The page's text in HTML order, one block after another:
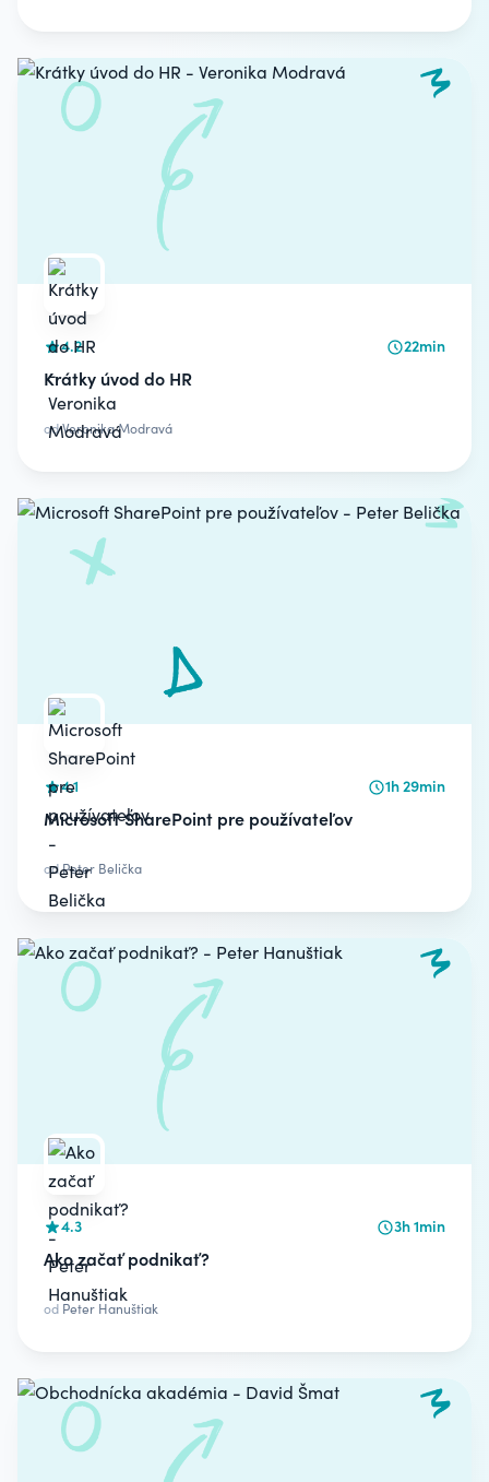
4.2 22min
Krátky úvod do HR
odVeronika Modravá
4.1 1h 29min
Microsoft SharePoint pre používateľov
odPeter Belička
4.3 3h 1min
Ako začať podnikať?
od Peter Hanuštiak